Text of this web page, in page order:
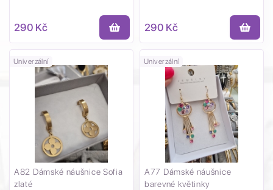
290 Kč 290 Kč
Univerzální
A82 Dámské náušnice Sofia
zlaté
Univerzální
A77 Dámské náušnice
barevné květinky